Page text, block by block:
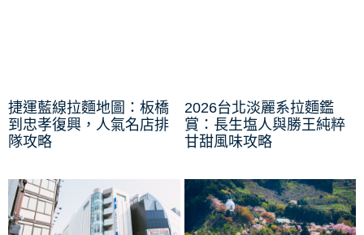
捷運藍線拉麵地圖：板橋
到忠孝復興，人氣名店排
隊攻略
2026台北淡麗系拉麵鑑
賞：長生塩人與勝王純粹
甘甜風味攻略